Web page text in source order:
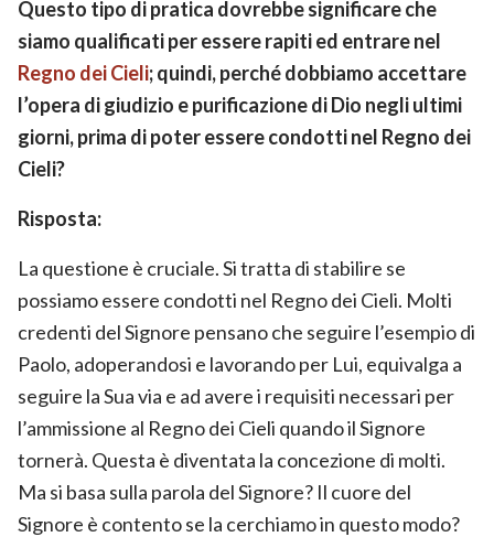
Questo tipo di pratica dovrebbe significare che
siamo qualificati per essere rapiti ed entrare nel
Regno dei Cieli; quindi, perché dobbiamo accettare
l’opera di giudizio e purificazione di Dio negli ultimi
giorni, prima di poter essere condotti nel Regno dei
Cieli?
Risposta:
La questione è cruciale. Si tratta di stabilire se
possiamo essere condotti nel Regno dei Cieli. Molti
credenti del Signore pensano che seguire l’esempio di
Paolo, adoperandosi e lavorando per Lui, equivalga a
seguire la Sua via e ad avere i requisiti necessari per
l’ammissione al Regno dei Cieli quando il Signore
tornerà. Questa è diventata la concezione di molti.
Ma si basa sulla parola del Signore? Il cuore del
Signore è contento se la cerchiamo in questo modo?